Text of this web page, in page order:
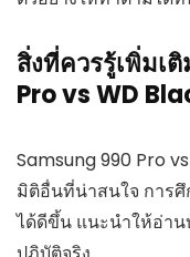
สิ่งที่ควรรู้เพิ่มเ
Pro vs WD
Samsung 990 Pro
มิติอื่นที่น่าสนใจ การศึ
ได้ดีขึ้น แนะนำให้อ่าน